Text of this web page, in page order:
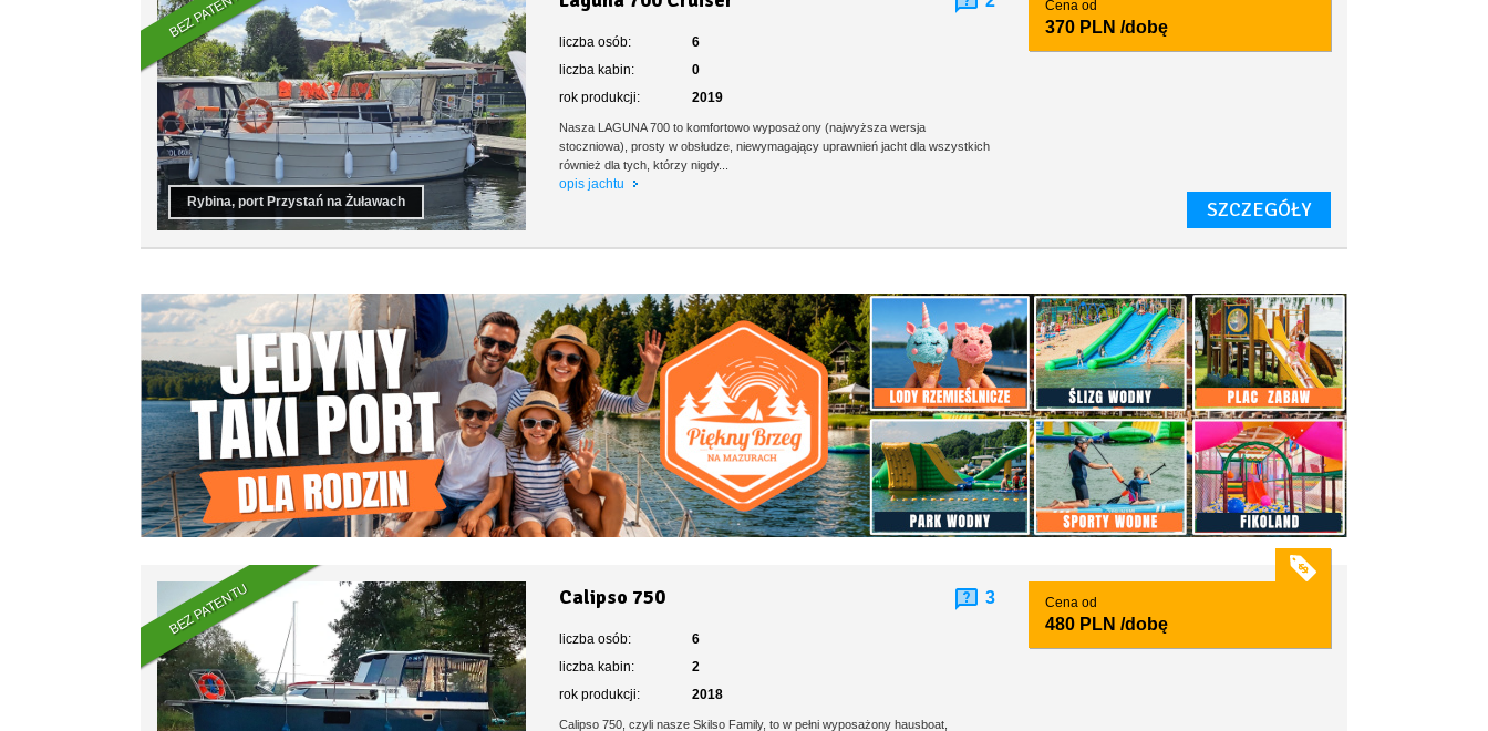
BEZ PATENTU
Rybina, port Przystań na Żuławach
liczba osób:
6
liczba kabin:
0
rok produkcji:
2019
Nasza LAGUNA 700 to komfortowo wyposażony (najwyższa wersja
stoczniowa), prosty w obsłudze, niewymagający uprawnień jacht dla wszystkich
również dla tych, którzy nigdy...
opis jachtu
Cena od
370 PLN /dobę
SZCZEGÓŁY
BEZ PATENTU Calipso 750 3
liczba osób:
6
liczba kabin:
2
rok produkcji:
2018
Calipso 750, czyli nasze Skilso Family, to w pełni wyposażony hausboat,
Cena od
480 PLN /dobę